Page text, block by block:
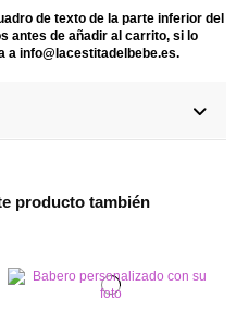
de texto de la parte inferior del
antes de añadir al carrito, si lo
a info@lacestitadelbebe.es.
producto también